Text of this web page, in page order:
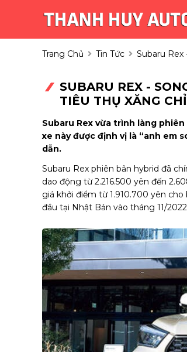
Trang Chủ Tin Tức Subaru Rex
SUBARU REX -
TIÊU THỤ XĂNG
Subaru Rex vừa trình làng
xe này được định vị là “anh em
dẫn.
Subaru Rex phiên bản hybrid đã
dao động từ 2.216.500 yên đến
giá khởi điểm từ 1.910.700 yên
đầu tại Nhật Bản vào tháng 11/